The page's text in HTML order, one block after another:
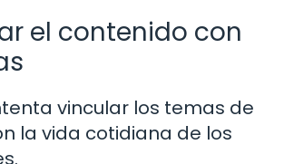
el contenido con
vincular los temas de
la vida cotidiana de los